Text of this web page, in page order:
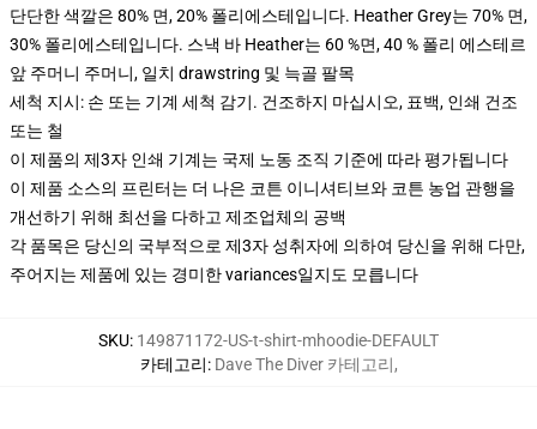
단단한 색깔은 80% 면, 20% 폴리에스테입니다. Heather Grey는 70% 면,
30% 폴리에스테입니다. 스낵 바 Heather는 60 %면, 40 % 폴리 에스테르
앞 주머니 주머니, 일치 drawstring 및 늑골 팔목
세척 지시: 손 또는 기계 세척 감기. 건조하지 마십시오, 표백, 인쇄 건조
또는 철
이 제품의 제3자 인쇄 기계는 국제 노동 조직 기준에 따라 평가됩니다
이 제품 소스의 프린터는 더 나은 코튼 이니셔티브와 코튼 농업 관행을
개선하기 위해 최선을 다하고 제조업체의 공백
각 품목은 당신의 국부적으로 제3자 성취자에 의하여 당신을 위해 다만,
주어지는 제품에 있는 경미한 variances일지도 모릅니다
SKU: 149871172-US-t-shirt-mhoodie-DEFAULT
카테고리: Dave The Diver 카테고리,